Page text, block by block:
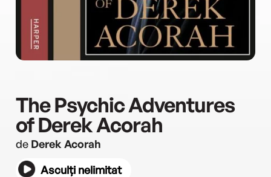
The Psychic Adventures
of Derek Acorah
de Derek Acorah
Asculți nelimitat